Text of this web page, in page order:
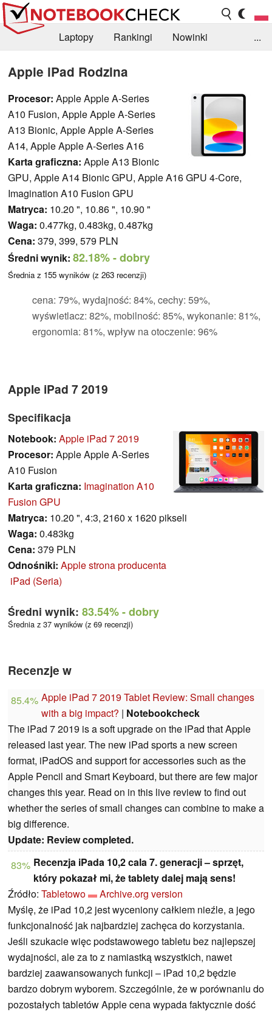
Laptopy Rankingi
Nowinki
...
Apple iPad Rodzina
Procesor: Apple Apple A-Series
A10 Fusion, Apple Apple A-Series
A13 Bionic, Apple Apple A-Series
A14, Apple Apple A-Series A16
Karta graficzna: Apple A13 Bionic
GPU, Apple A14 Bionic GPU, Apple A16 GPU 4-Core,
Imagination A10 Fusion GPU
Matryca: 10.20 ", 10.86 ", 10.90 "
Waga: 0.477kg, 0.483kg, 0.487kg
Cena: 379, 399, 579 PLN
Średni wynik: 82.18%- dobry
Średnia z 155 wyników (z 263 recenzji)
cena: 79%, wydajność: 84%, cechy: 59%,
wyświetlacz: 82%, mobilność: 85%, wykonanie: 81%,
ergonomia: 81%, wpływ na otoczenie: 96%
Apple iPad 7 2019
Specifikacja
Notebook: Apple iPad 7 2019
Procesor: Apple Apple A-Series
A10 Fusion
Karta graficzna: Imagination A10
Fusion GPU
Matryca: 10.20 ", 4:3, 2160 x 1620 pikseli
Waga: 0.483kg
Cena: 379 PLN
Odnośniki: Apple strona producenta
iPad (Seria)
Średni wynik: 83.54%- dobry
Średnia z 37 wyników (z 69 recenzji)
Recenzje w
85.4% Apple iPad 7 2019 Tablet Review: Small changes
with a big impact? | Notebookcheck
The iPad 7 2019 is a soft upgrade on the iPad that Apple
released last year. The new iPad sports a new screen
format, iPadOS and support for accessories such as the
Apple Pencil and Smart Keyboard, but there are few major
changes this year. Read on in this live review to find out
whether the series of small changes can combine to make a
big difference.
Update: Review completed.
83% Recenzja iPada 10,2 cala 7. generacji – sprzęt,
który pokazał mi, że tablety dalej mają sens!
Źródło: Tabletowo
Archive.org version
Myślę, że iPad 10,2 jest wyceniony całkiem nieźle, a jego
funkcjonalność jak najbardziej zachęca do korzystania.
Jeśli szukacie więc podstawowego tabletu bez najlepszej
wydajności, ale za to z namiastką wszystkich, nawet
bardziej zaawansowanych funkcji – iPad 10,2 będzie
bardzo dobrym wyborem. Szczególnie, że w porównaniu do
pozostałych tabletów Apple cena wypada faktycznie dość